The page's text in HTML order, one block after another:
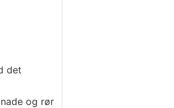
det
og rør